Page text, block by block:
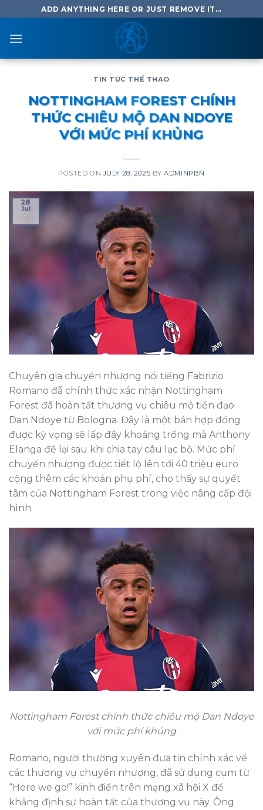
to
content
ADD ANYTHING HERE OR JUST REMOVE IT...
TIN TỨC THỂ THAO
NOTTINGHAM FOREST CHÍNH
THỨC CHIÊU MỘ DAN NDOYE
VỚI MỨC PHÍ KHỦNG
POSTED ONJULY 28, 2025 BYADMINPBN
28
Jul
Chuyên gia chuyển nhượng nổi tiếng Fabrizio
Romano đã chính thức xác nhận Nottingham
Forest đã hoàn tất thương vụ chiêu mộ tiền đạo
Dan Ndoye từ Bologna. Đây là một bản hợp đồng
được kỳ vọng sẽ lấp đầy khoảng trống mà Anthony
Elanga để lại sau khi chia tay câu lạc bộ. Mức phí
chuyển nhượng được tiết lộ lên tới 40 triệu euro
cộng thêm các khoản phụ phí, cho thấy sự quyết
tâm của Nottingham Forest trong việc nâng cấp đội
hình.
Nottingham Forest chính thức chiêu mộ Dan Ndoye
với mức phí khủng
Romano, người thường xuyên đưa tin chính xác về
các thương vụ chuyển nhượng, đã sử dụng cụm từ
“Here we go!” kinh điển trên mạng xã hội X để
khẳng định sự hoàn tất của thương vụ này. Ông